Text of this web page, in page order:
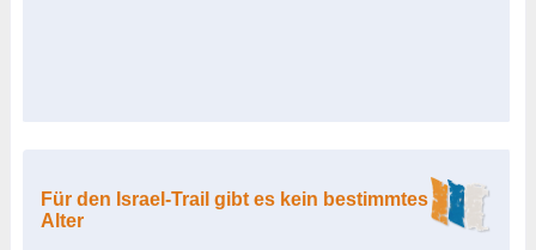
Für den Israel-Trail gibt es kein bestimmtes
Alter